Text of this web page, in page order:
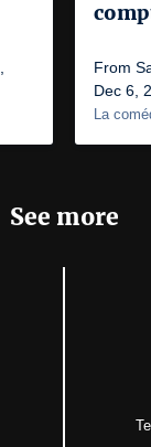
From
Dec 6,
La
See more